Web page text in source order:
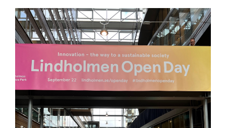
Om oss
Hållbarhet
Mångfald
Utmärkelser
Våra kontor
Vår historia